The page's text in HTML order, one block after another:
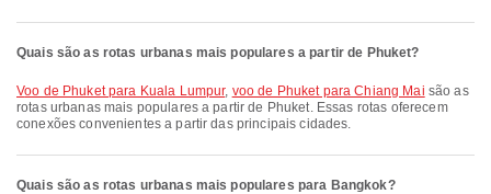
Quais são as rotas urbanas mais populares a partir de Phuket?
voo de Phuket para Kuala Lumpur, voo de Phuket para Chiang Mai são as
rotas urbanas mais populares a partir de Phuket. Essas rotas oferecem
conexões convenientes a partir das principais cidades.
Quais são as rotas urbanas mais populares para Bangkok?